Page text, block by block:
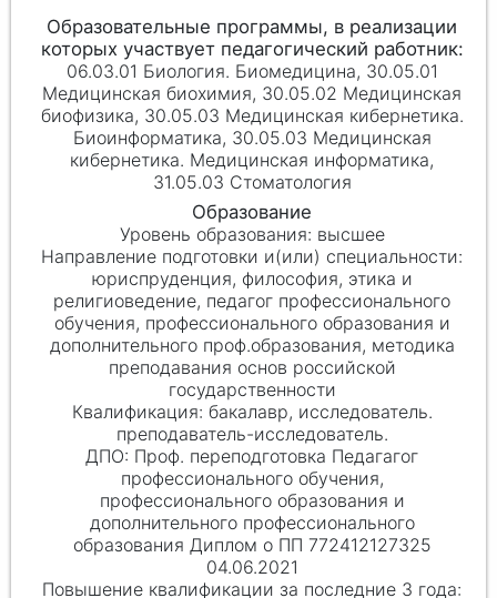
06.03.01 Биология. Биомедицина, 30.05.01
Медицинская биохимия, 30.05.02 Медицинская
биофизика, 30.05.03 Медицинская кибернетика.
Биоинформатика, 30.05.03 Медицинская
кибернетика. Медицинская информатика,
31.05.03 Стоматология
высшее
юриспруденция, философия, этика и
религиоведение, педагог профессионального
обучения, профессионального образования и
дополнительного проф.образования, методика
преподавания основ российской
государственности
бакалавр, исследователь.
преподаватель-исследователь.
Проф. переподготовка Педагагог
профессионального обучения,
профессионального образования и
дополнительного профессионального
образования Диплом о ПП 772412127325
04.06.2021